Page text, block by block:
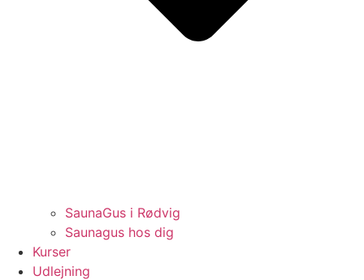
SaunaGus i Rødvig
Saunagus hos dig
Kurser
Udlejning